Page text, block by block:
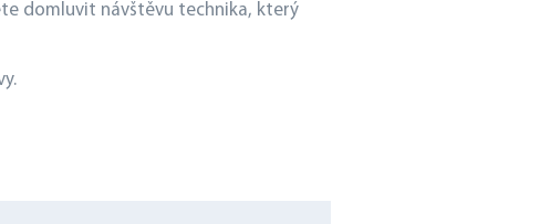
domluvit návštěvu technika, který